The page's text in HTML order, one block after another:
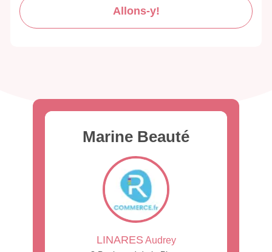
Allons-y!
Marine Beauté
LINARES Audrey